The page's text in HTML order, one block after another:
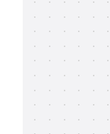
支持